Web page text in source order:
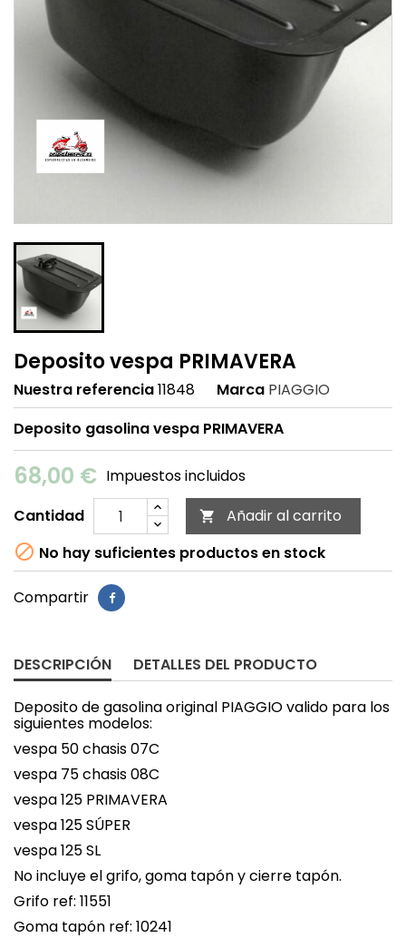
Deposito vespa PRIMAVERA
Nuestra referencia11848 Marca PIAGGIO
Deposito gasolina vespa PRIMAVERA
68,00 € Impuestos incluidos
Cantidad
 Añadir al carrito
 No hay suficientes productos en stock
Compartir
DESCRIPCIÓN DETALLES DEL PRODUCTO
Deposito de gasolina original PIAGGIO valido para los
siguientes modelos:
vespa 50 chasis 07C
vespa 75 chasis 08C
vespa 125 PRIMAVERA
vespa 125 SÚPER
vespa 125 SL
No incluye el grifo, goma tapón y cierre tapón.
Grifo ref: 11551
Goma tapón ref: 10241